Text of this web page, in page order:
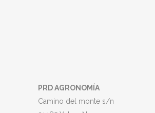
PRD AGRONOMÍA
Camino del monte s/n